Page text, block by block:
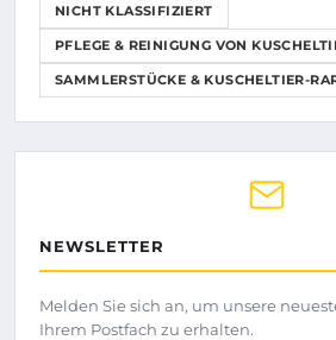
NICHT KLASSIFIZIERT
PFLEGE & REINIGUNG VON
SAMMLERSTÜCKE & KUSCHELTIER-
NEWSLETTER
Melden Sie sich an, um unsere
Ihrem Postfach zu erhalten.